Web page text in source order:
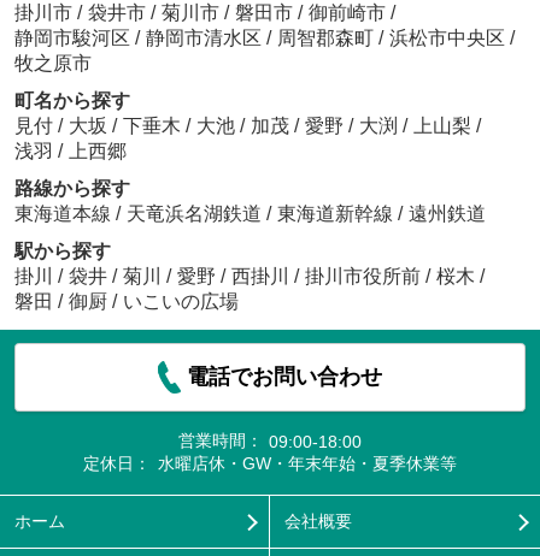
掛川市 / 袋井市 / 菊川市 / 磐田市 / 御前崎市 /
静岡市駿河区 / 静岡市清水区 / 周智郡森町 / 浜松市中央区 /
牧之原市
町名から探す
見付 / 大坂 / 下垂木 / 大池 / 加茂 / 愛野 / 大渕 / 上山梨 /
浅羽 /
上西郷
路線から探す
東海道本線 / 天竜浜名湖鉄道 / 東海道新幹線 / 遠州鉄道
駅から探す
掛川
/ 袋井 / 菊川 / 愛野 / 西掛川 / 掛川市役所前 / 桜木 /
磐田 / 御厨 / いこいの広場
電話でお問い合わせ
営業時間：
09:00-18:00
定休日：
水曜店休・GW・年末年始・夏季休業等
ホーム 会社概要